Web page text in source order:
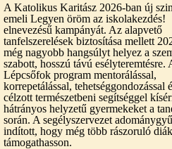
A Katolikus Karitász 2026-ban új
emeli Legyen öröm az iskolakezdés!
elnevezésű kampányát. Az alapvető
tanfelszerelések biztosítása mellett
még nagyobb hangsúlyt helyez a
szabott, hosszú távú esélyteremtésre.
Lépcsőfok program mentorálással,
korrepetálással, tehetséggondozással
célzott természetbeni segítséggel
hátrányos helyzetű gyermekeket a
során. A segélyszervezet
indított, hogy még több rászoruló
támogathasson.